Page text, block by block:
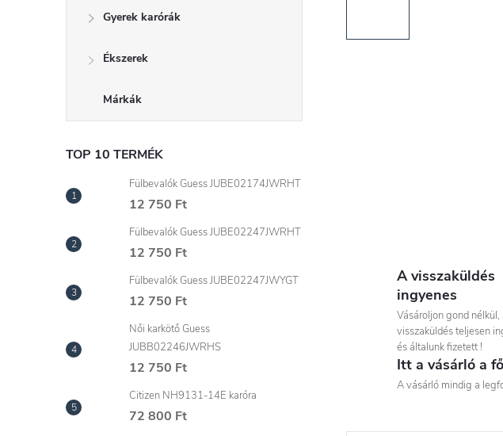
e
l
Gyerek karórák
Ékszerek
Márkák
TOP 10 TERMÉK
Fülbevalók Guess JUBE02174JWRHT
12 750 Ft
Fülbevalók Guess JUBE02247JWRHT
12 750 Ft
Fülbevalók Guess JUBE02247JWYGT
12 750 Ft
Női karkötő Guess
JUBB02246JWRHS
12 750 Ft
Citizen NH9131-14E karóra
72 800 Ft
A visszaküldés
ingyenes
Vásároljon gond nélkül,
visszaküldés teljesen
és általunk fizetett !
Itt a vásárló a
A vásárló mindig a